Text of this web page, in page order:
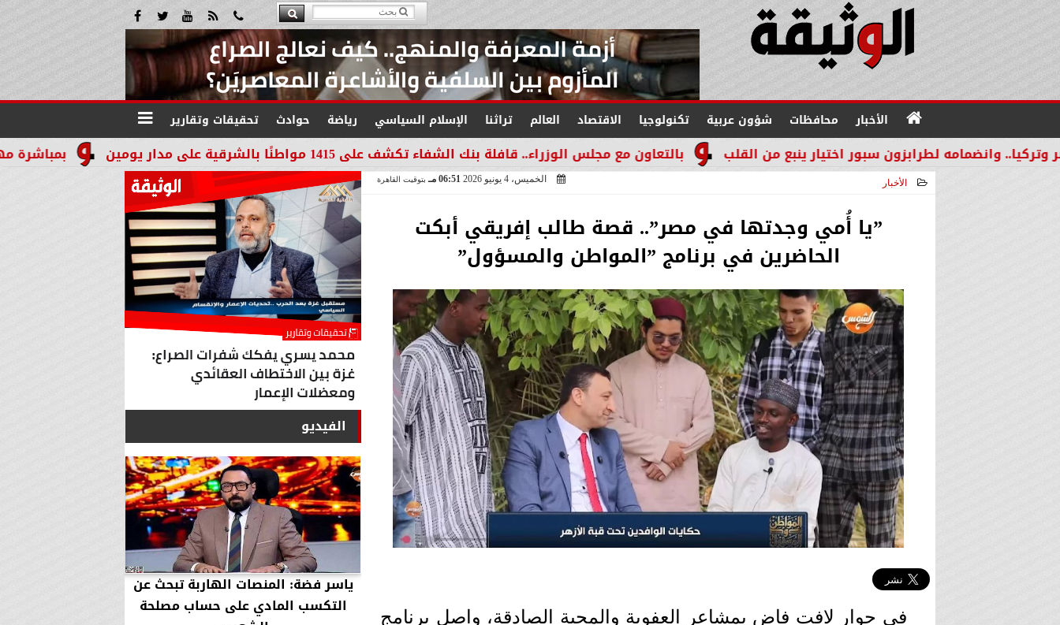
الأخبار محافظات شؤون عربية تكنولوجيا الاقتصاد العالم تراثنا الإسلام السياسي رياضة حوادث تحقيقات وتقارير
بمباشرة مهامه رسميًا.. بالتعاون مع مجلس الوزراء.. قافلة بنك الشفاء تكشف على 1415 مواطنًا بالشرقية على مدار يومين لطرابزون سبور اختيار ينبع من القلب
الأخبار الخميس، 4 يونيو 2026 06:51 مـ بتوقيت القاهرة
”يا أُمي وجدتها في مصر”.. قصة طالب إفريقي أبكت
الحاضرين في برنامج ”المواطن والمسؤول”
في حوار لافت فاض بمشاعر العفوية والمحبة الصادقة، واصل برنامج
الفيديو
في المنازل لا يقضي على الأمراض...
ياسر فضة: المنصات الهاربة تبحث عن
التكسب المادي على حساب مصلحة